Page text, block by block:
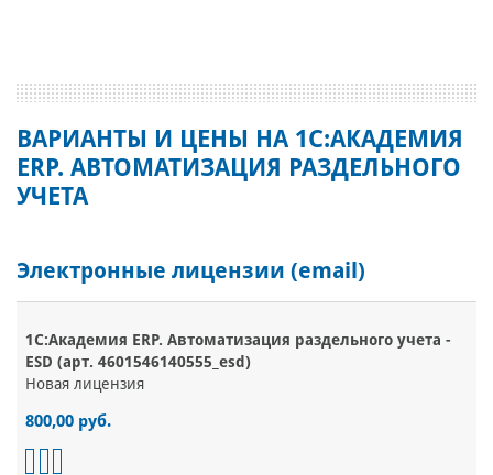
ВАРИАНТЫ И ЦЕНЫ НА 1С:АКАДЕМИЯ
ERP. АВТОМАТИЗАЦИЯ РАЗДЕЛЬНОГО
УЧЕТА
Электронные лицензии (email)
1С:Академия ERP. Автоматизация раздельного учета -
ESD (арт. 4601546140555_esd)
Новая лицензия
800,00 руб.